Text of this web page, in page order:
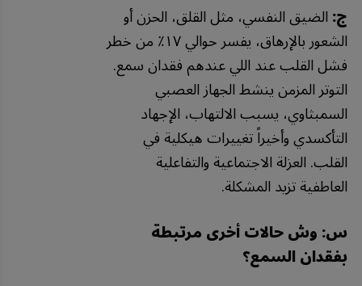
ج:الضيق النفسي، مثل القلق، الحزن أو
الشعور بالإرهاق، يفسر حوالي ١٧٪ من خطر
فشل القلب عند اللي عندهم فقدان سمع.
التوتر المزمن ينشط الجهاز العصبي
السمبثاوي، يسبب الالتهاب، الإجهاد
التأكسدي وأخيراً تغييرات هيكلية في
القلب. العزلة الاجتماعية والتفاعلية
العاطفية تزيد المشكلة.
س: وش حالات أخرى مرتبطة
بفقدان السمع؟